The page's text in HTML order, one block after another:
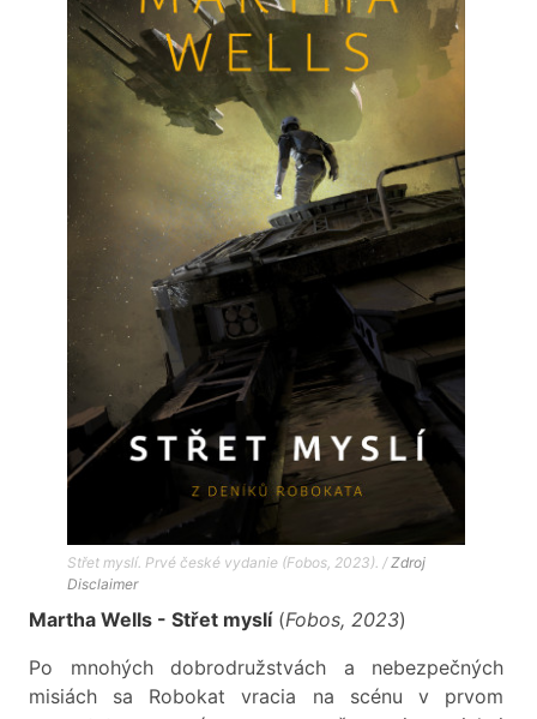
Střet myslí. Prvé české vydanie (Fobos, 2023). / Zdroj
Disclaimer
Martha Wells - Střet myslí(Fobos, 2023)
Po mnohých dobrodružstvách a nebezpečných
misiách sa Robokat vracia na scénu v prvom